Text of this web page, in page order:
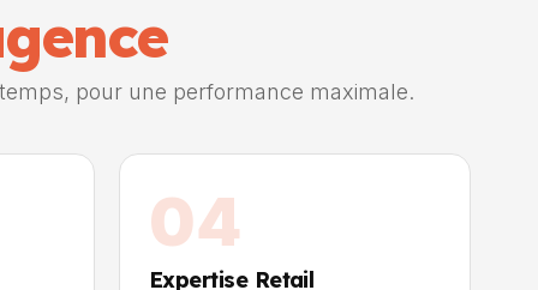
pour une performance maximale.
04
Expertise Retail